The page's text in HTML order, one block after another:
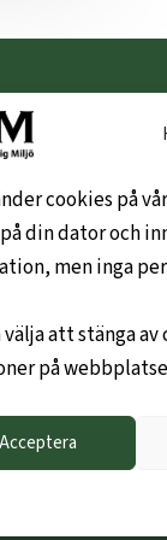
cookies på
din dator och
men inga
välja att stänga
på
Acceptera